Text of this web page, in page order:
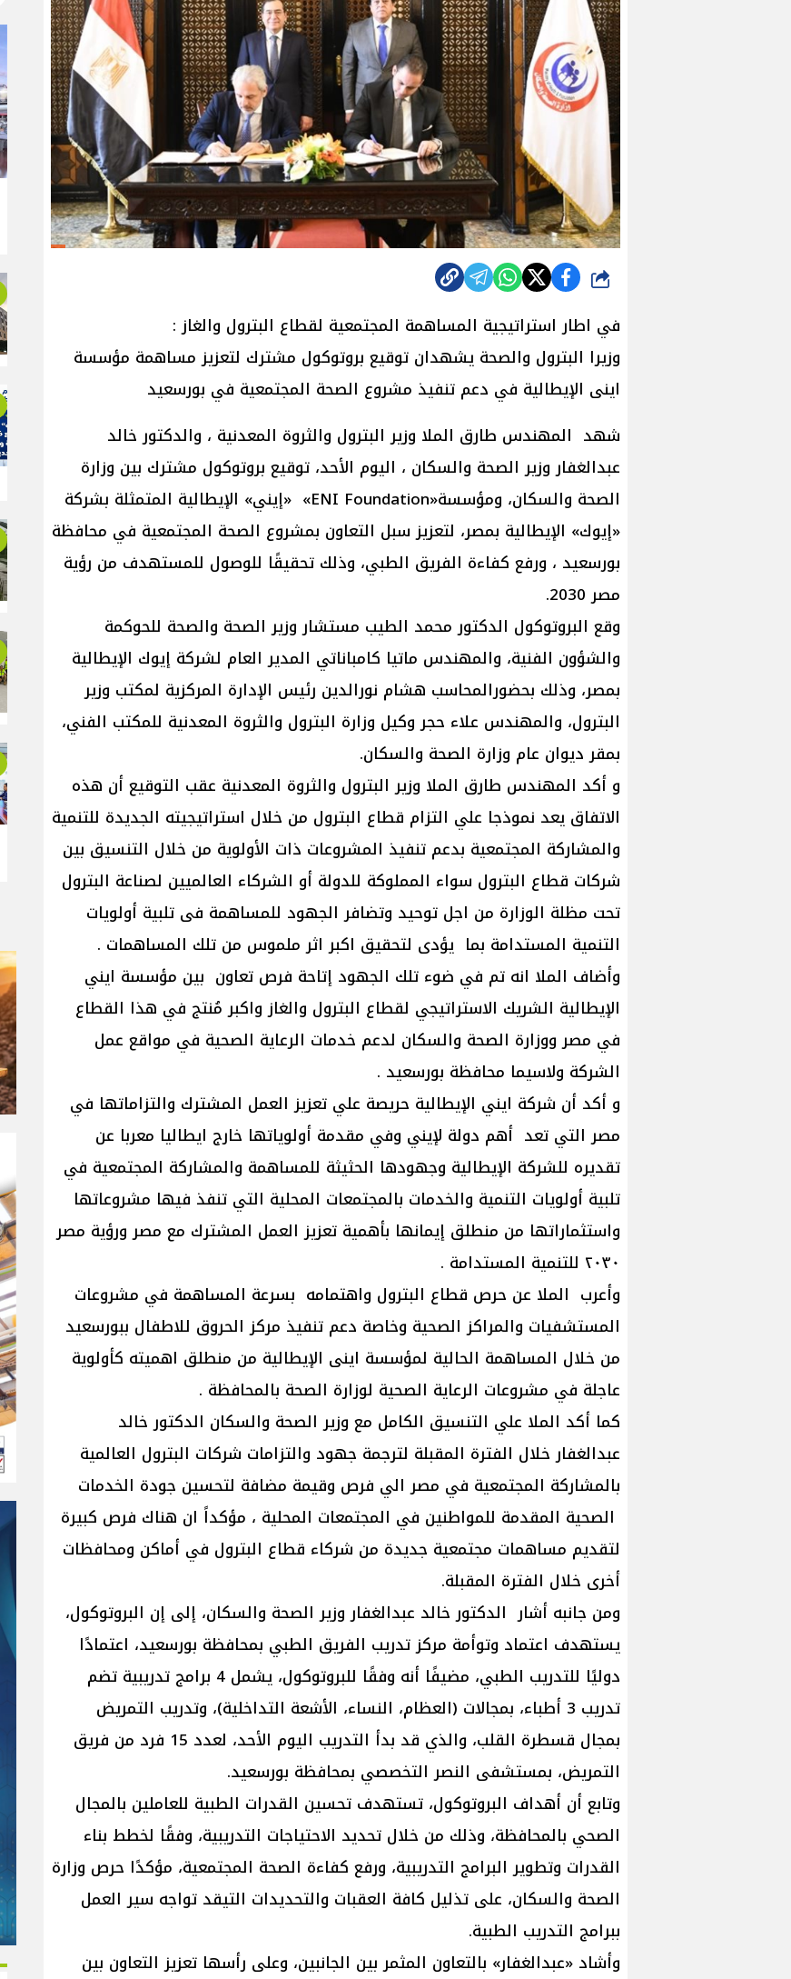
شارك
في اطار استراتيجية المساهمة المجتمعية لقطاع البترول والغاز :
وزيرا البترول والصحة يشهدان توقيع بروتوكول مشترك لتعزيز مساهمة مؤسسة
اينى الإيطالية في دعم تنفيذ مشروع الصحة المجتمعية في بورسعيد
شهد المهندس طارق الملا وزير البترول والثروة المعدنية ، والدكتور خالد
عبدالغفار وزير الصحة والسكان ، اليوم الأحد، توقيع بروتوكول مشترك بين وزارة
الصحة والسكان، ومؤسسة«ENI Foundation» «إيني» الإيطالية المتمثلة بشركة
«إيوك» الإيطالية بمصر، لتعزيز سبل التعاون بمشروع الصحة المجتمعية في محافظة
بورسعيد ، ورفع كفاءة الفريق الطبي، وذلك تحقيقًا للوصول للمستهدف من رؤية
مصر 2030.
وقع البروتوكول الدكتور محمد الطيب مستشار وزير الصحة والصحة للحوكمة
والشؤون الفنية، والمهندس ماتيا كامباناتي المدير العام لشركة إيوك الإيطالية
بمصر، وذلك بحضورالمحاسب هشام نورالدين رئيس الإدارة المركزية لمكتب وزير
البترول، والمهندس علاء حجر وكيل وزارة البترول والثروة المعدنية للمكتب الفني،
بمقر ديوان عام وزارة الصحة والسكان.
و أكد المهندس طارق الملا وزير البترول والثروة المعدنية عقب التوقيع أن هذه
الاتفاق يعد نموذجا علي التزام قطاع البترول من خلال استراتيجيته الجديدة للتنمية
والمشاركة المجتمعية بدعم تنفيذ المشروعات ذات الأولوية من خلال التنسيق بين
شركات قطاع البترول سواء المملوكة للدولة أو الشركاء العالميين لصناعة البترول
تحت مظلة الوزارة من اجل توحيد وتضافر الجهود للمساهمة فى تلبية أولويات
التنمية المستدامة بما يؤدى لتحقيق اكبر اثر ملموس من تلك المساهمات .
وأضاف الملا انه تم في ضوء تلك الجهود إتاحة فرص تعاون بين مؤسسة ايني
الإيطالية الشريك الاستراتيجي لقطاع البترول والغاز واكبر مُنتج في هذا القطاع
في مصر ووزارة الصحة والسكان لدعم خدمات الرعاية الصحية في مواقع عمل
الشركة ولاسيما محافظة بورسعيد .
و أكد أن شركة ايني الإيطالية حريصة علي تعزيز العمل المشترك والتزاماتها في
مصر التي تعد أهم دولة لإيني وفي مقدمة أولوياتها خارج ايطاليا معربا عن
تقديره للشركة الإيطالية وجهودها الحثيثة للمساهمة والمشاركة المجتمعية في
تلبية أولويات التنمية والخدمات بالمجتمعات المحلية التي تنفذ فيها مشروعاتها
واستثماراتها من منطلق إيمانها بأهمية تعزيز العمل المشترك مع مصر ورؤية مصر
٢٠٣٠ للتنمية المستدامة .
وأعرب الملا عن حرص قطاع البترول واهتمامه بسرعة المساهمة في مشروعات
المستشفيات والمراكز الصحية وخاصة دعم تنفيذ مركز الحروق للاطفال ببورسعيد
من خلال المساهمة الحالية لمؤسسة اينى الإيطالية من منطلق اهميته كأولوية
عاجلة في مشروعات الرعاية الصحية لوزارة الصحة بالمحافظة .
كما أكد الملا علي التنسيق الكامل مع وزير الصحة والسكان الدكتور خالد
عبدالغفار خلال الفترة المقبلة لترجمة جهود والتزامات شركات البترول العالمية
بالمشاركة المجتمعية في مصر الي فرص وقيمة مضافة لتحسين جودة الخدمات
الصحية المقدمة للمواطنين في المجتمعات المحلية ، مؤكداً ان هناك فرص كبيرة
لتقديم مساهمات مجتمعية جديدة من شركاء قطاع البترول في أماكن ومحافظات
أخرى خلال الفترة المقبلة.
ومن جانبه أشار الدكتور خالد عبدالغفار وزير الصحة والسكان، إلى إن البروتوكول،
يستهدف اعتماد وتوأمة مركز تدريب الفريق الطبي بمحافظة بورسعيد، اعتمادًا
دوليًا للتدريب الطبي، مضيفًا أنه وفقًا للبروتوكول، يشمل 4 برامج تدريبية تضم
تدريب 3 أطباء، بمجالات (العظام، النساء، الأشعة التداخلية)، وتدريب التمريض
بمجال قسطرة القلب، والذي قد بدأ التدريب اليوم الأحد، لعدد 15 فرد من فريق
التمريض، بمستشفى النصر التخصصي بمحافظة بورسعيد.
وتابع أن أهداف البروتوكول، تستهدف تحسين القدرات الطبية للعاملين بالمجال
الصحي بالمحافظة، وذلك من خلال تحديد الاحتياجات التدريبية، وفقًا لخطط بناء
القدرات وتطوير البرامج التدريبية، ورفع كفاءة الصحة المجتمعية، مؤكدًا حرص وزارة
الصحة والسكان، على تذليل كافة العقبات والتحديدات التيقد تواجه سير العمل
ببرامج التدريب الطبية.
وأشاد «عبدالغفار» بالتعاون المثمر بين الجانبين، وعلى رأسها تعزيز التعاون بين